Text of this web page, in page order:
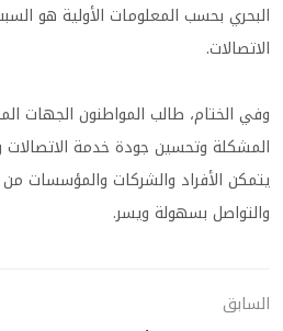
البحري بحسب المعلومات الأولية هو
الاتصالات.
وفي الختام، طالب المواطنون الجهات
المشكلة وتحسين جودة خدمة
يتمكن الأفراد والشركات والمؤسسات
والتواصل بسهولة ويسر.
السابق